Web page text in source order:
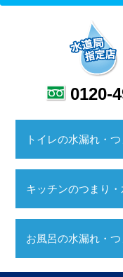
0120-
トイレの水漏れ・
キッチンのつまり
お風呂の水漏れ・